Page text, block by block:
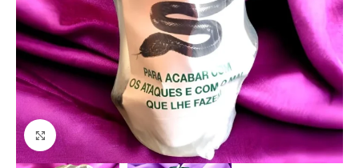
Click to enlarge